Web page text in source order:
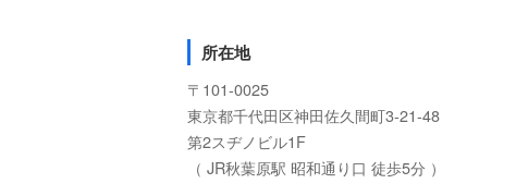
所在地
〒101-0025
東京都千代田区神田佐久間町3-21-48
第2スヂノビル1F
（ JR秋葉原駅 昭和通り口 徒歩5分 ）